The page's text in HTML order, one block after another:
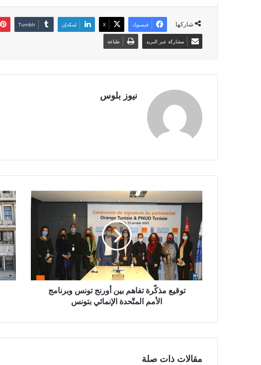
شاركها فيسبوك X لينكدإن
مشاركة عبر البريد طباعة
نيوز بلوس
توقيع مذكّرة تفاهم بين أورنج تونس وبرنامج
الأمم المتّحدة الإنمائي بتونس
مقالات ذات صلة